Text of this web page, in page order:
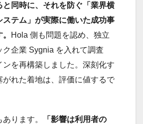
と同時に、それを防ぐ「業界横
ステム」が実際に働いた成功事
Hola 側も問題を認め、独立
ク企業 Sygnia を入れて調査
ンを再構築しました。深刻化す
がれた着地は、評価に値するで
ります。
「影響は利用者の